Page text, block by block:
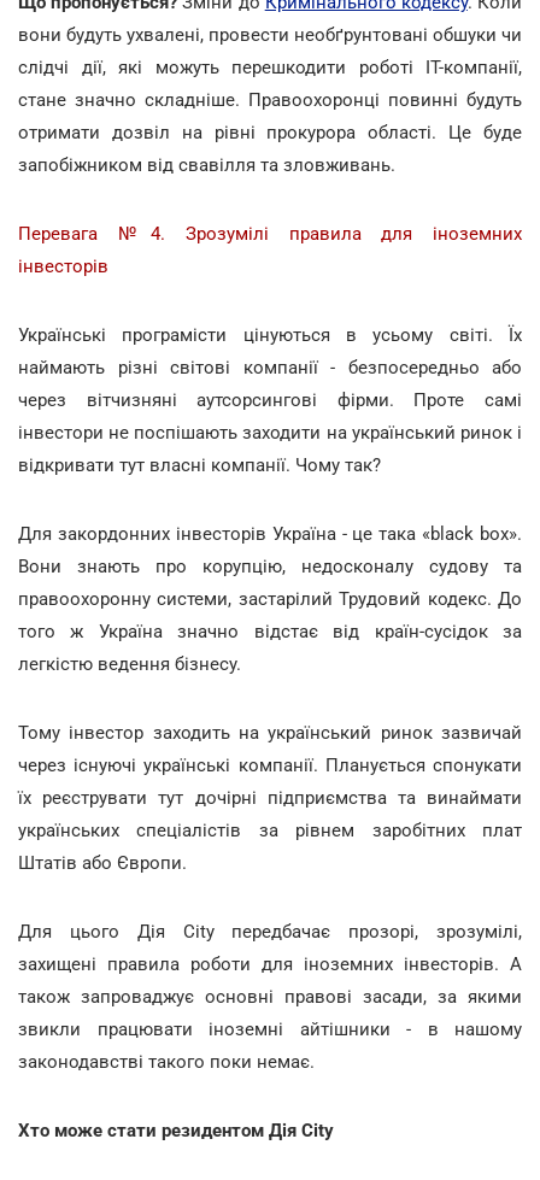
вони будуть ухвалені, провести необґрунтовані обшуки чи
слідчі дії, які можуть перешкодити роботі ІТ-компанії,
стане значно складніше. Правоохоронці повинні будуть
отримати дозвіл на рівні прокурора області. Це буде
запобіжником від свавілля та зловживань.
Перевага №4. Зрозумілі правила для іноземних
інвесторів
Українські програмісти цінуються в усьому світі. Їх
наймають різні світові компанії - безпосередньо або
через вітчизняні аутсорсингові фірми. Проте самі
інвестори не поспішають заходити на український ринок і
відкривати тут власні компанії. Чому так?
Для закордонних інвесторів Україна - це така «black box».
Вони знають про корупцію, недосконалу судову та
правоохоронну системи, застарілий Трудовий кодекс. До
того ж Україна значно відстає від країн-сусідок за
легкістю ведення бізнесу.
Тому інвестор заходить на український ринок зазвичай
через існуючі українські компанії. Планується спонукати
їх реєструвати тут дочірні підприємства та винаймати
українських спеціалістів за рівнем заробітних плат
Штатів або Європи.
Для цього Дія City передбачає прозорі, зрозумілі,
захищені правила роботи для іноземних інвесторів. А
також запроваджує основні правові засади, за якими
звикли працювати іноземні айтішники - в нашому
законодавстві такого поки немає.
Хто може стати резидентом Дія City